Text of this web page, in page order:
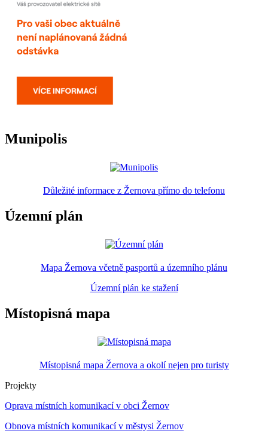
Munipolis
Důležité informace z Žernova přímo do telefonu
Územní plán
Mapa Žernova včetně pasportů a územního plánu
Územní plán ke stažení
Místopisná mapa
Místopisná mapa Žernova a okolí nejen pro turisty
Projekty
Oprava místních komunikací v obci Žernov
Obnova místních komunikací v městysi Žernov